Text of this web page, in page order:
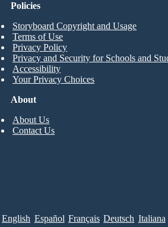
About
About Us
Contact Us
Policies
Storyboard Copyright and Usage
Terms of Use
Privacy Policy
Privacy and Security for Schools and
Accessibility
Your Privacy Choices
English Español Français Deutsch Italiana